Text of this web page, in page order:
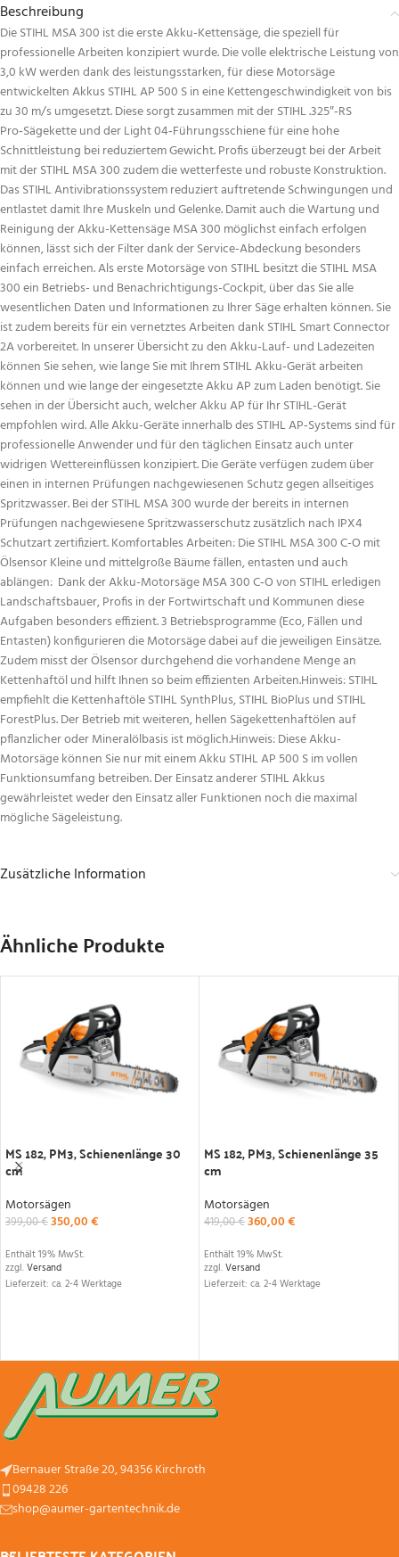
Beschreibung
Die STIHL MSA 300 ist die erste Akku-Kettensäge, die speziell für
professionelle Arbeiten konzipiert wurde. Die volle elektrische Leistung von
3,0 kW werden dank des leistungsstarken, für diese Motorsäge
entwickelten Akkus STIHL AP 500 S in eine Kettengeschwindigkeit von bis
zu 30 m/s umgesetzt. Diese sorgt zusammen mit der STIHL .325″‑RS
Pro‑Sägekette und der Light 04‑Führungsschiene für eine hohe
Schnittleistung bei reduziertem Gewicht. Profis überzeugt bei der Arbeit
mit der STIHL MSA 300 zudem die wetterfeste und robuste Konstruktion.
Das STIHL Antivibrationssystem reduziert auftretende Schwingungen und
entlastet damit Ihre Muskeln und Gelenke. Damit auch die Wartung und
Reinigung der Akku-Kettensäge MSA 300 möglichst einfach erfolgen
können, lässt sich der Filter dank der Service-Abdeckung besonders
einfach erreichen. Als erste Motorsäge von STIHL besitzt die STIHL MSA
300 ein Betriebs- und Benachrichtigungs-Cockpit, über das Sie alle
wesentlichen Daten und Informationen zu Ihrer Säge erhalten können. Sie
ist zudem bereits für ein vernetztes Arbeiten dank STIHL Smart Connector
2A vorbereitet. In unserer Übersicht zu den Akku-Lauf- und Ladezeiten
können Sie sehen, wie lange Sie mit Ihrem STIHL Akku-Gerät arbeiten
können und wie lange der eingesetzte Akku AP zum Laden benötigt. Sie
sehen in der Übersicht auch, welcher Akku AP für Ihr STIHL-Gerät
empfohlen wird. Alle Akku-Geräte innerhalb des STIHL AP‑Systems sind für
professionelle Anwender und für den täglichen Einsatz auch unter
widrigen Wettereinflüssen konzipiert. Die Geräte verfügen zudem über
einen in internen Prüfungen nachgewiesenen Schutz gegen allseitiges
Spritzwasser. Bei der STIHL MSA 300 wurde der bereits in internen
Prüfungen nachgewiesene Spritzwasserschutz zusätzlich nach IPX4
Schutzart zertifiziert. Komfortables Arbeiten: Die STIHL MSA 300 C-O mit
Ölsensor Kleine und mittelgroße Bäume fällen, entasten und auch
ablängen: Dank der Akku-Motorsäge MSA 300 C‑O von STIHL erledigen
Landschaftsbauer, Profis in der Fortwirtschaft und Kommunen diese
Aufgaben besonders effizient. 3 Betriebsprogramme (Eco, Fällen und
Entasten) konfigurieren die Motorsäge dabei auf die jeweiligen Einsätze.
Zudem misst der Ölsensor durchgehend die vorhandene Menge an
Kettenhaftöl und hilft Ihnen so beim effizienten Arbeiten.Hinweis: STIHL
empfiehlt die Kettenhaftöle STIHL SynthPlus, STIHL BioPlus und STIHL
ForestPlus. Der Betrieb mit weiteren, hellen Sägekettenhaftölen auf
pflanzlicher oder Mineralölbasis ist möglich.Hinweis: Diese Akku-
Motorsäge können Sie nur mit einem Akku STIHL AP 500 S im vollen
Funktionsumfang betreiben. Der Einsatz anderer STIHL Akkus
gewährleistet weder den Einsatz aller Funktionen noch die maximal
mögliche Sägeleistung.
Zusätzliche Information
Ähnliche Produkte
MS 182, PM3, Schienenlänge 30
cm
Motorsägen
399,00€350,00€
Enthält 19% MwSt.
zzgl.Versand
Lieferzeit: ca. 2-4 Werktage
MS 182, PM3, Schienenlänge 35
cm
Motorsägen
419,00€360,00€
Enthält 19% MwSt.
zzgl.Versand
Lieferzeit: ca. 2-4 Werktage
Bernauer Straße 20, 94356 Kirchroth
09428 226
shop@aumer-gartentechnik.de